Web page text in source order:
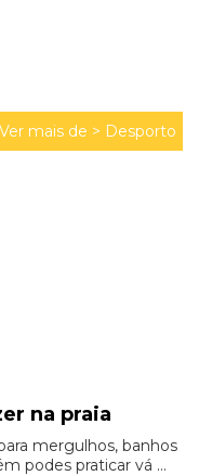
Ver mais de > Desporto
na praia
mergulhos, banhos
podes praticar vá ...